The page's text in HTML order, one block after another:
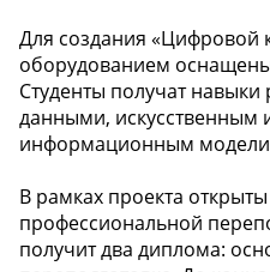
Для создания
оборудованием
Студенты получат
данными, искусственным
информационным
В рамках проекта
профессиональной
получит два диплома: